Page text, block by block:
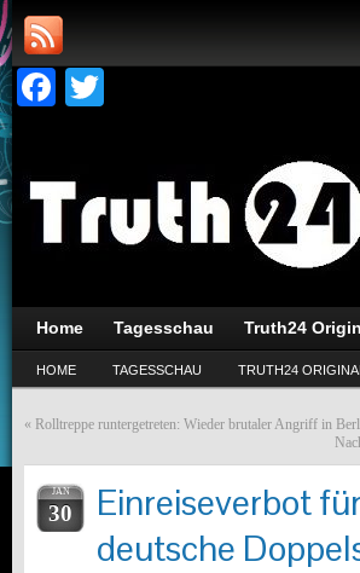
Facebook
Home Tagesschau Truth24
HOME TAGESSCHAU TRUTH24 ORIGINAL
« Rolltreppe runtergetreten: Wieder brutaler Angriff in
JAN
30
Einreiseverbot
deutsche